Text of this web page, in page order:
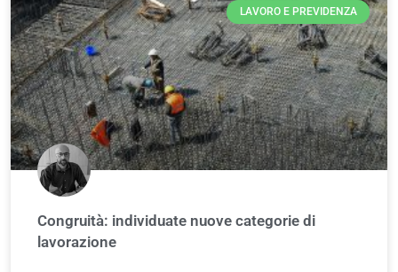
LAVORO E PREVIDENZA
Congruità: individuate nuove categorie di
lavorazione